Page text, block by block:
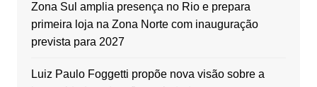
Zona Sul amplia presença no Rio e prepara
primeira loja na Zona Norte com inauguração
prevista para 2027
Luiz Paulo Foggetti propõe nova visão sobre a